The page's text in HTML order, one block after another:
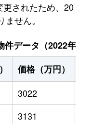
されたため、20
せん。
データ（2022年11
価格（万円）
3022
3131